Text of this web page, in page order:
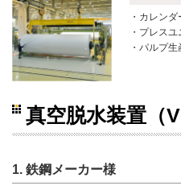
・カレン
・プレス
・パルプ
真空脱水装置（
1. 鉄鋼メーカー様